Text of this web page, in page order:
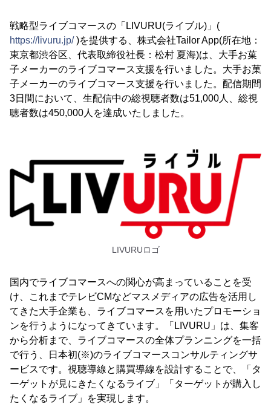
戦略型ライブコマースの「LIVURU(ライブル)」(
https://livuru.jp/)を提供する、株式会社Tailor App(所在地：
東京都渋谷区、代表取締役社長：松村 夏海)は、大手お菓
子メーカーのライブコマース支援を行いました。大手お菓
子メーカーのライブコマース支援を行いました。配信期間
3日間において、生配信中の総視聴者数は51,000人、総視
聴者数は450,000人を達成いたしました。
LIVURUロゴ
国内でライブコマースへの関心が高まっていることを受
け、これまでテレビCMなどマスメディアの広告を活用し
てきた大手企業も、ライブコマースを用いたプロモーショ
ンを行うようになってきています。「LIVURU」は、集客
から分析まで、ライブコマースの全体プランニングを一括
で行う、日本初(※)のライブコマースコンサルティングサ
ービスです。視聴導線と購買導線を設計することで、「タ
ーゲットが見にきたくなるライブ」「ターゲットが購入し
たくなるライブ」を実現します。